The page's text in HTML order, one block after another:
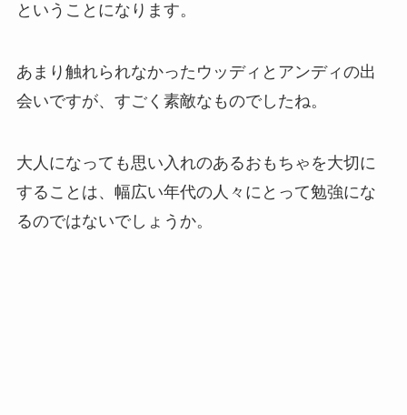
ということになります。
あまり触れられなかったウッディとアンディの出
会いですが、すごく素敵なものでしたね。
大人になっても思い入れのあるおもちゃを大切に
することは、幅広い年代の人々にとって勉強にな
るのではないでしょうか。